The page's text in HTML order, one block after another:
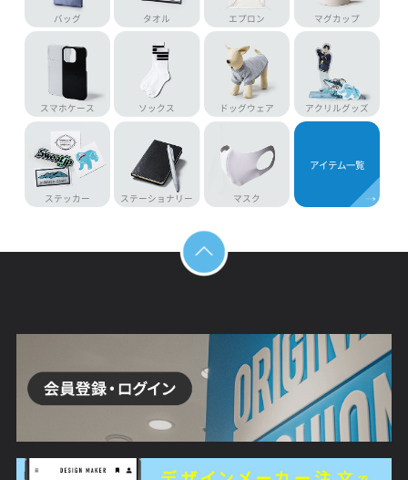
パーカー スウェットパンツ
シャツ トレーナー ジャケット ハーフパンツ
バッグ タオル エプロン マグカップ